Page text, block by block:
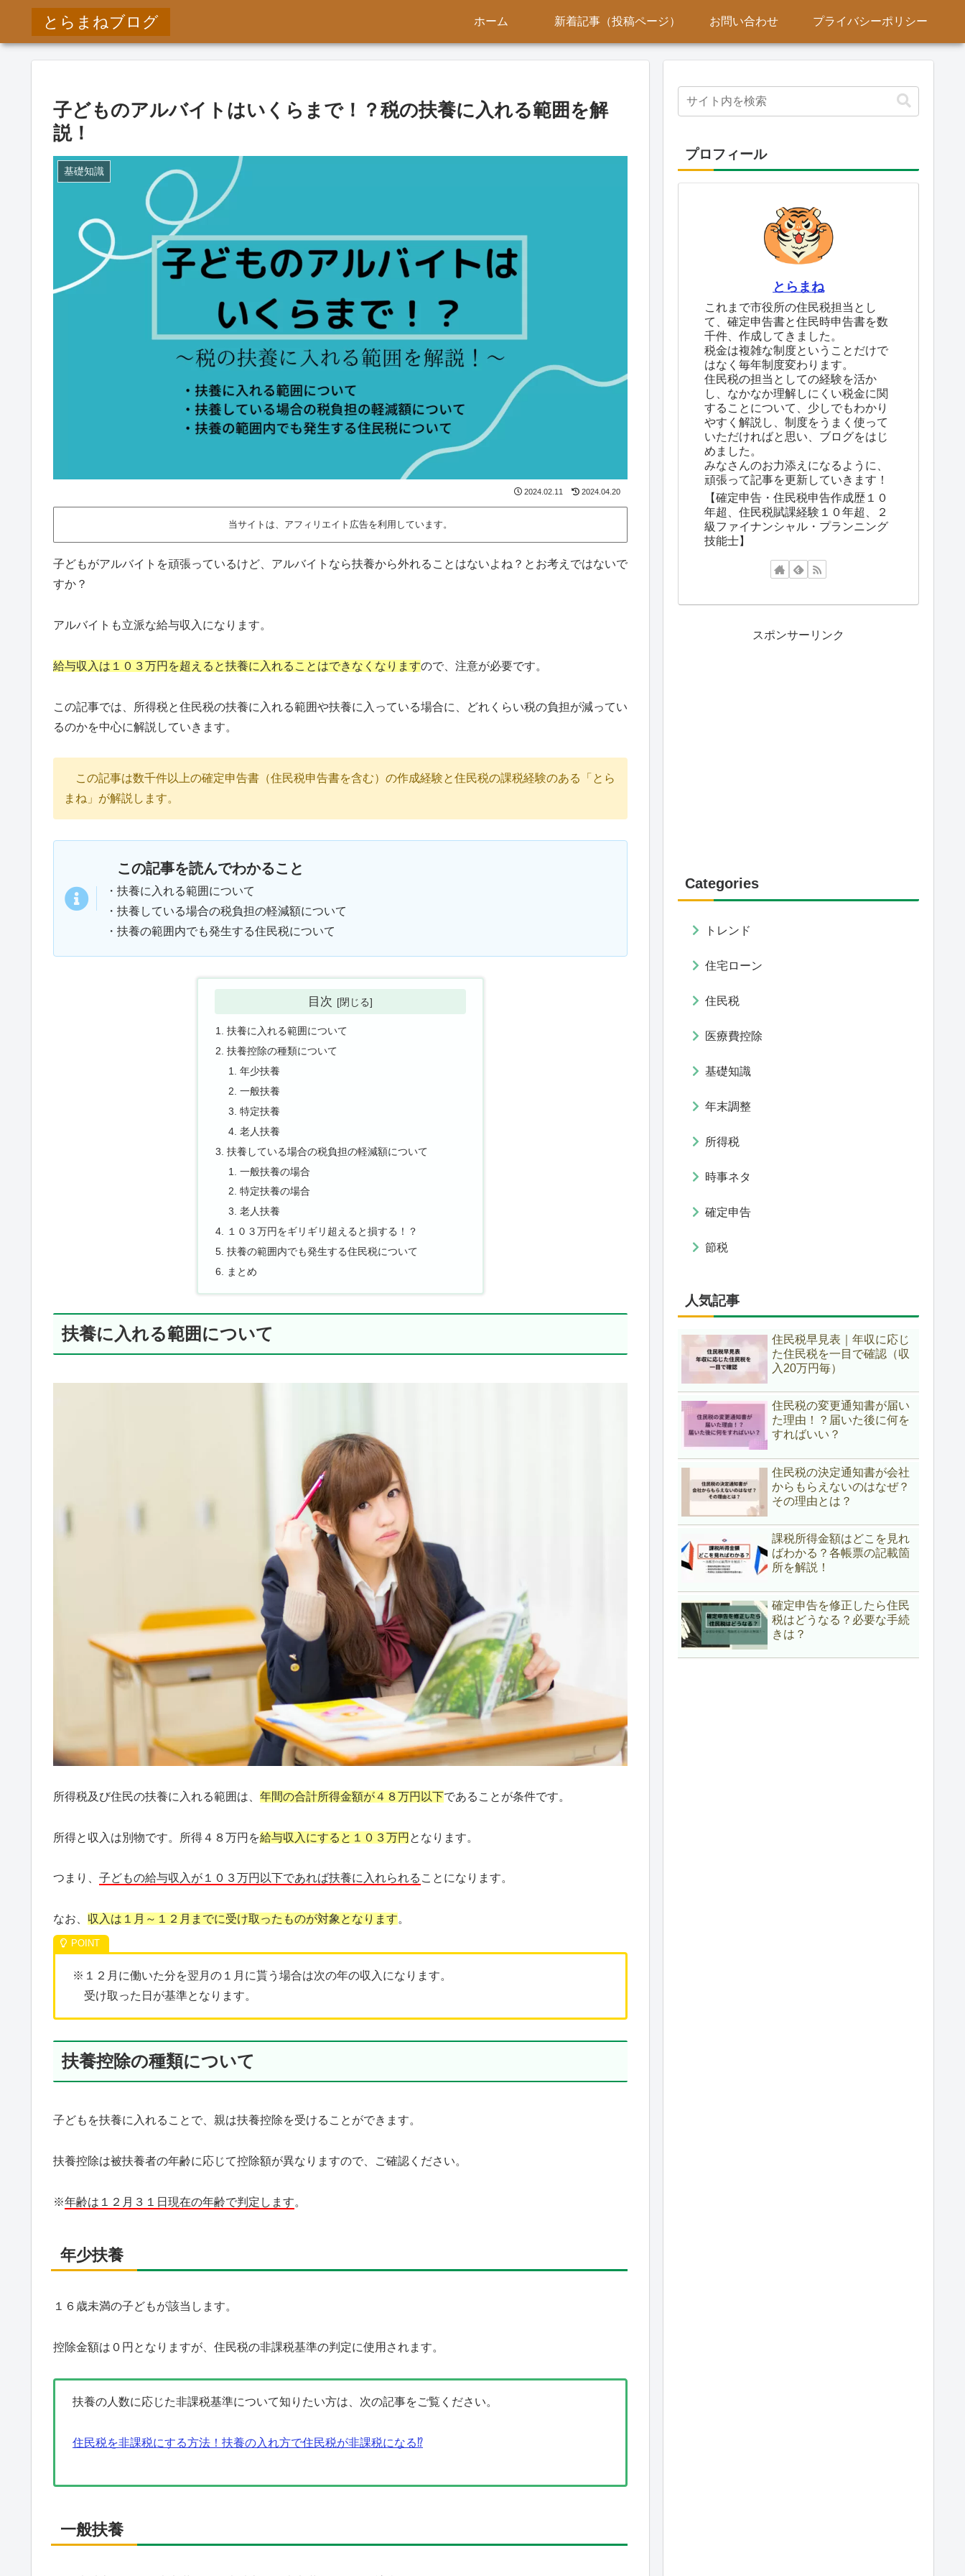
とらまねブログ ホーム 新着記事（投稿ページ） お問い合わせ プライバシーポリシー
子どものアルバイトはいくらまで！？税の扶養に入れる範囲を解
説！
基礎知識
2024.02.11 2024.04.20
当サイトは、アフィリエイト広告を利用しています。
子どもがアルバイトを頑張っているけど、アルバイトなら扶養から外れることはないよね？とお考えではないで
すか？
アルバイトも立派な給与収入になります。
給与収入は１０３万円を超えると扶養に入れることはできなくなりますので、注意が必要です。
この記事では、所得税と住民税の扶養に入れる範囲や扶養に入っている場合に、どれくらい税の負担が減ってい
るのかを中心に解説していきます。
この記事は数千件以上の確定申告書（住民税申告書を含む）の作成経験と住民税の課税経験のある「とら
まね」が解説します。
この記事を読んでわかること
・扶養に入れる範囲について
・扶養している場合の税負担の軽減額について
・扶養の範囲内でも発生する住民税について
目次
扶養に入れる範囲について
扶養控除の種類について
年少扶養
一般扶養
特定扶養
老人扶養
扶養している場合の税負担の軽減額について
一般扶養の場合
特定扶養の場合
老人扶養
１０３万円をギリギリ超えると損する！？
扶養の範囲内でも発生する住民税について
まとめ
扶養に入れる範囲について
所得税及び住民の扶養に入れる範囲は、 年間の合計所得金額が４８万円以下であることが条件です。
所得と収入は別物です。所得４８万円を給与収入にすると１０３万円 となります。
つまり、 子どもの給与収入が１０３万円以下であれば扶養に入れられる ことになります。
なお、 収入は１月～１２月までに受け取ったものが対象となります。
※１２月に働いた分を翌月の１月に貰う場合は次の年の収入になります。
受け取った日が基準となります。
扶養控除の種類について
子どもを扶養に入れることで、親は扶養控除を受けることができます。
扶養控除は被扶養者の年齢に応じて控除額が異なりますので、ご確認ください。
※年齢は１２月３１日現在の年齢で判定します。
年少扶養
１６歳未満の子どもが該当します。
控除金額は０円となりますが、住民税の非課税基準の判定に使用されます。
扶養の人数に応じた非課税基準について知りたい方は、次の記事をご覧ください。
住民税を非課税にする方法！扶養の入れ方で住民税が非課税になる⁉
一般扶養
プロフィール
とらまね
これまで市役所の住民税担当とし
て、確定申告書と住民時申告書を数
千件、作成してきました。
税金は複雑な制度ということだけで
はなく毎年制度変わります。
住民税の担当としての経験を活か
し、なかなか理解しにくい税金に関
することについて、少しでもわかり
やすく解説し、制度をうまく使って
いただければと思い、ブログをはじ
めました。
みなさんのお力添えになるように、
頑張って記事を更新していきます！
【確定申告・住民税申告作成歴１０
年超、住民税賦課経験１０年超、２
級ファイナンシャル・プランニング
技能士】
スポンサーリンク
Categories
トレンド
住宅ローン
住民税
医療費控除
基礎知識
年末調整
所得税
時事ネタ
確定申告
節税
人気記事
住民税早見表｜年収に応じ
た住民税を一目で確認（収
入20万円毎）
住民税の変更通知書が届い
た理由！？届いた後に何を
すればいい？
住民税の決定通知書が会社
からもらえないのはなぜ？
その理由とは？
課税所得金額はどこを見れ
ばわかる？各帳票の記載箇
所を解説！
確定申告を修正したら住民
税はどうなる？必要な手続
きは？